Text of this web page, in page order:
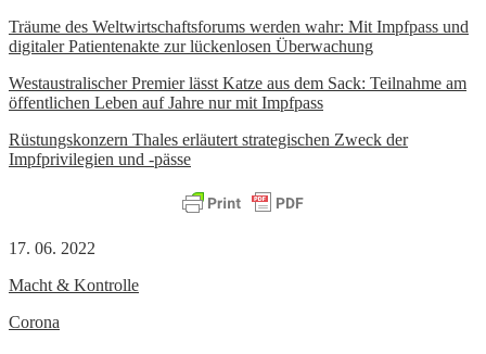
Träume des Weltwirtschaftsforums werden wahr: Mit Impfpass und
digitaler Patientenakte zur lückenlosen Überwachung
Westaustralischer Premier lässt Katze aus dem Sack: Teilnahme am
öffentlichen Leben auf Jahre nur mit Impfpass
Rüstungskonzern Thales erläutert strategischen Zweck der
Impfprivilegien und -pässe
17. 06. 2022
Macht & Kontrolle
Corona